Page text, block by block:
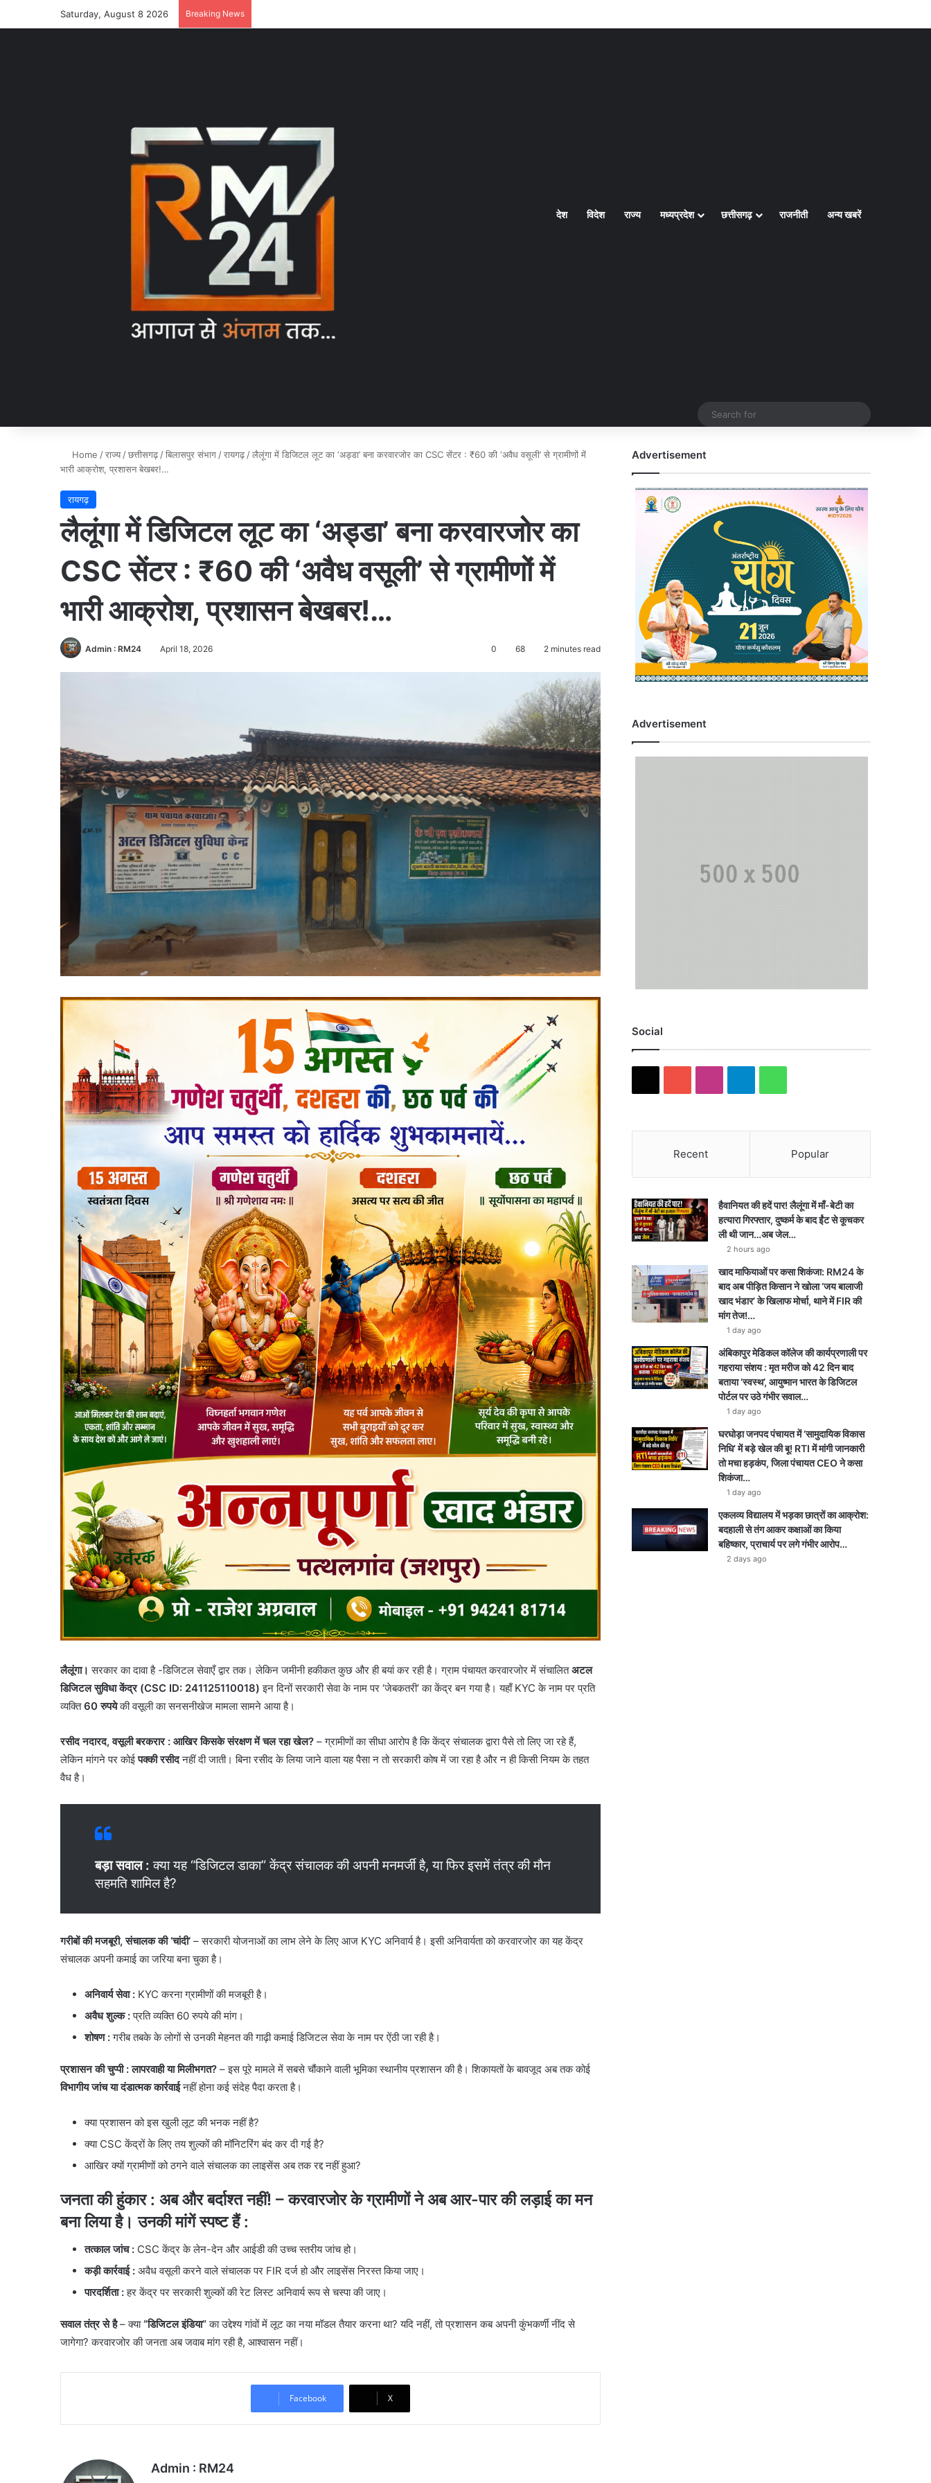
Saturday, August 8 2026 Breaking News
Homeदेश विदेश राज्य मध्यप्रदेश छत्तीसगढ़ राजनीती अन्य खबरें
Home /राज्य /छत्तीसगढ़ /बिलासपुर संभाग /रायगढ़ /लैलूंगा में डिजिटल लूट का ‘अड्डा’ बना करवारजोर का CSC सेंटर : ₹60 की ‘अवैध वसूली’ से ग्रामीणों में
भारी आक्रोश, प्रशासन बेखबर!…
रायगढ़
लैलूंगा में डिजिटल लूट का ‘अड्डा’ बना करवारजोर का
CSC सेंटर : ₹60 की ‘अवैध वसूली’ से ग्रामीणों में
भारी आक्रोश, प्रशासन बेखबर!…
Admin : RM24 April 18, 2026 0 68 2 minutes read
लैलूंगा। सरकार का दावा है -डिजिटल सेवाएँ द्वार तक। लेकिन जमीनी हकीकत कुछ और ही बयां कर रही है। ग्राम पंचायत करवारजोर में संचालितअटल
डिजिटल सुविधा केंद्र (CSC ID: 241125110018) इन दिनों सरकारी सेवा के नाम पर ‘जेबकतरी’ का केंद्र बन गया है। यहाँ KYC के नाम पर प्रति
व्यक्ति60 रुपयेकी वसूली का सनसनीखेज मामला सामने आया है।
रसीद नदारद, वसूली बरकरार : आखिर किसके संरक्षण में चल रहा खेल? – ग्रामीणों का सीधा आरोप है कि केंद्र संचालक द्वारा पैसे तो लिए जा रहे हैं,
लेकिन मांगने पर कोईपक्की रसीदनहीं दी जाती। बिना रसीद के लिया जाने वाला यह पैसा न तो सरकारी कोष में जा रहा है और न ही किसी नियम के तहत
वैध है।
बड़ा सवाल : क्या यह “डिजिटल डाका” केंद्र संचालक की अपनी मनमर्जी है, या फिर इसमें तंत्र की मौन
सहमति शामिल है?
गरीबों की मजबूरी, संचालक की ‘चांदी’ – ​सरकारी योजनाओं का लाभ लेने के लिए आज KYC अनिवार्य है। इसी अनिवार्यता को करवारजोर का यह केंद्र
संचालक अपनी कमाई का जरिया बना चुका है।
अनिवार्य सेवा : KYC करना ग्रामीणों की मजबूरी है।
अवैध शुल्क :प्रति व्यक्ति 60 रुपये की मांग।
शोषण :गरीब तबके के लोगों से उनकी मेहनत की गाढ़ी कमाई डिजिटल सेवा के नाम पर ऐंठी जा रही है।
प्रशासन की चुप्पी : लापरवाही या मिलीभगत? – इस पूरे मामले में सबसे चौंकाने वाली भूमिका स्थानीय प्रशासन की है। शिकायतों के बावजूद अब तक कोई
विभागीय जांच या दंडात्मक कार्रवाईनहीं होना कई संदेह पैदा करता है।
​क्या प्रशासन को इस खुली लूट की भनक नहीं है?
​क्या CSC केंद्रों के लिए तय शुल्कों की मॉनिटरिंग बंद कर दी गई है?
​आखिर क्यों ग्रामीणों को ठगने वाले संचालक का लाइसेंस अब तक रद्द नहीं हुआ?
जनता की हुंकार : अब और बर्दाश्त नहीं! – करवारजोर के ग्रामीणों ने अब आर-पार की लड़ाई का मन
बना लिया है। उनकी मांगें स्पष्ट हैं :
तत्काल जांच : CSC केंद्र के लेन-देन और आईडी की उच्च स्तरीय जांच हो।
कड़ी कार्रवाई : अवैध वसूली करने वाले संचालक पर FIR दर्ज हो और लाइसेंस निरस्त किया जाए।
पारदर्शिता :हर केंद्र पर सरकारी शुल्कों की रेट लिस्ट अनिवार्य रूप से चस्पा की जाए।
सवाल तंत्र से है– ​क्या“डिजिटल इंडिया”का उद्देश्य गांवों में लूट का नया मॉडल तैयार करना था? यदि नहीं, तो प्रशासन कब अपनी कुंभकर्णी नींद से
जागेगा? करवारजोर की जनता अब जवाब मांग रही है, आश्वासन नहीं।
Facebook X
Admin : RM24
Advertisement
Advertisement
Social
Recent Popular
हैवानियत की हदें पार! लैलूंगा में माँ-बेटी का
हत्यारा गिरफ्तार, दुष्कर्म के बाद ईंट से कूचकर
ली थी जान…अब जेल…
2 hours ago
खाद माफियाओं पर कसा शिकंजा: RM24 के
बाद अब पीड़ित किसान ने खोला ‘जय बालाजी
खाद भंडार’ के खिलाफ मोर्चा, थाने में FIR की
मांग तेज!…
1 day ago
अंबिकापुर मेडिकल कॉलेज की कार्यप्रणाली पर
गहराया संशय : मृत मरीज को 42 दिन बाद
बताया ‘स्वस्थ’, आयुष्मान भारत के डिजिटल
पोर्टल पर उठे गंभीर सवाल…
1 day ago
घरघोड़ा जनपद पंचायत में ‘सामुदायिक विकास
निधि’ में बड़े खेल की बू! RTI में मांगी जानकारी
तो मचा हड़कंप, जिला पंचायत CEO ने कसा
शिकंजा…
1 day ago
एकलव्य विद्यालय में भड़का छात्रों का आक्रोश:
बदहाली से तंग आकर कक्षाओं का किया
बहिष्कार, प्राचार्य पर लगे गंभीर आरोप…
2 days ago